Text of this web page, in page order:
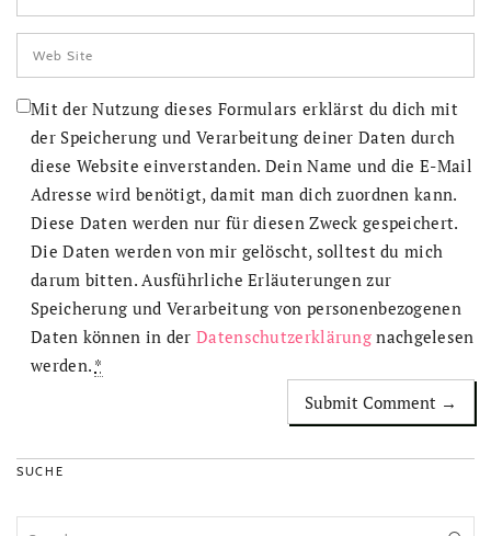
Mit der Nutzung dieses Formulars erklärst du dich mit
der Speicherung und Verarbeitung deiner Daten durch
diese Website einverstanden. Dein Name und die E-Mail
Adresse wird benötigt, damit man dich zuordnen kann.
Diese Daten werden nur für diesen Zweck gespeichert.
Die Daten werden von mir gelöscht, solltest du mich
darum bitten. Ausführliche Erläuterungen zur
Speicherung und Verarbeitung von personenbezogenen
Daten können in derDatenschutzerklärung nachgelesen
werden. *
SUCHE